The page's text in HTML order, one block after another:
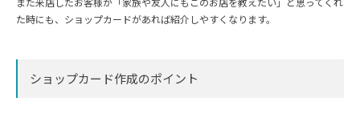
た時にも、ショップカードがあれば紹介しやすくなります。
ショップカード作成のポイント